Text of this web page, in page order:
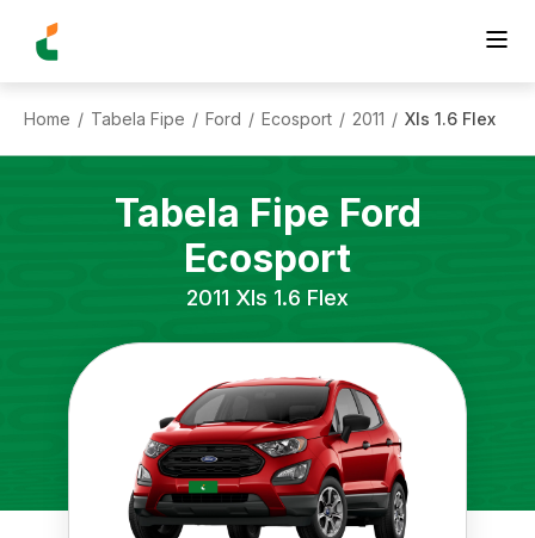
Home / Tabela Fipe / Ford / Ecosport / 2011 / Xls 1.6 Flex
Tabela Fipe Ford
Ecosport
2011 Xls 1.6 Flex